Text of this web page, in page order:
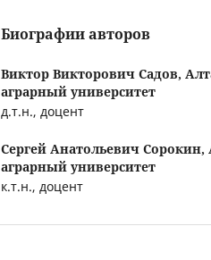
Биографии авторов
Виктор Викторович Садов,
аграрный университет
д.т.н., доцент
Сергей Анатольевич Сорокин,
аграрный университет
к.т.н., доцент